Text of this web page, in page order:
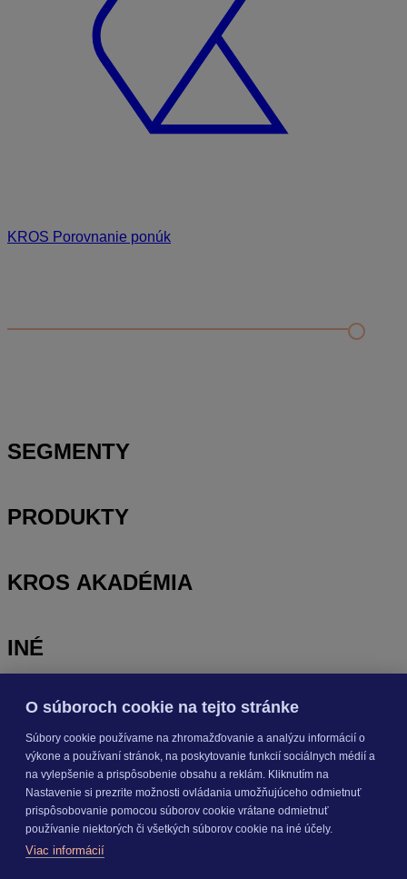
KROS Porovnanie ponúk
Nastavenie šanónov
SEGMENTY
PRODUKTY
KROS AKADÉMIA
INÉ
OdoberajteNOVINKY
O nás
Prihlásiť sa
O súboroch cookie na tejto stránke
Súbory cookie používame na zhromažďovanie a analýzu informácií o
výkone a používaní stránok, na poskytovanie funkcií sociálnych médií a
na vylepšenie a prispôsobenie obsahu a reklám. Kliknutím na
Nastavenie si prezrite možnosti ovládania umožňujúceho odmietnuť
prispôsobovanie pomocou súborov cookie vrátane odmietnuť
používanie niektorých či všetkých súborov cookie na iné účely.
Viac informácií